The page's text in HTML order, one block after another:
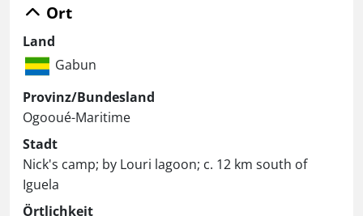
Ort
Land
Gabun
Provinz/Bundesland
Ogooué-Maritime
Stadt
Nick's camp; by Louri lagoon; c. 12 km south of
Iguela
Örtlichkeit